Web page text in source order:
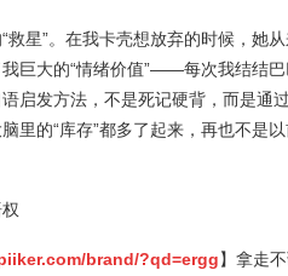
星”。在我卡壳想放弃的时候，她
巨大的“情绪价值”——每次我结结
启发方法，不是死记硬背，而是通
里的“库存”都多了起来，再也不是
brand/?qd=ergg】拿走